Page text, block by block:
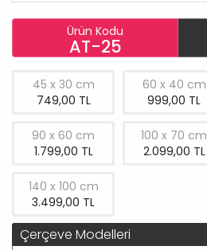
Ürün Kodu
AT-25
45 x 30 cm
749,00 TL
60 x 40 cm
999,00 TL
90 x 60 cm
1.799,00 TL
100 x 70 cm
2.099,00 TL
140 x 100 cm
3.499,00 TL
Çerçeve Modelleri